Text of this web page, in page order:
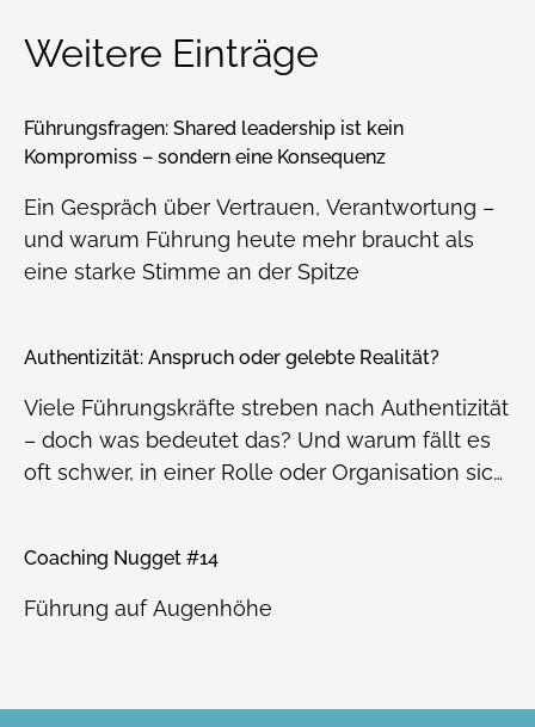
Weitere Einträge
Führungsfragen: Shared leadership ist kein
Kompromiss – sondern eine Konsequenz
Ein Gespräch über Vertrauen, Verantwortung –
und warum Führung heute mehr braucht als
eine starke Stimme an der Spitze
Authentizität: Anspruch oder gelebte Realität?
Viele Führungskräfte streben nach Authentizität
– doch was bedeutet das? Und warum fällt es
oft schwer, in einer Rolle oder Organisation sich
Coaching Nugget #14
Führung auf Augenhöhe